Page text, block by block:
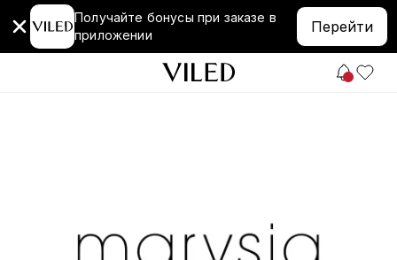
Получайте бонусы при заказе в
приложении
Перейти